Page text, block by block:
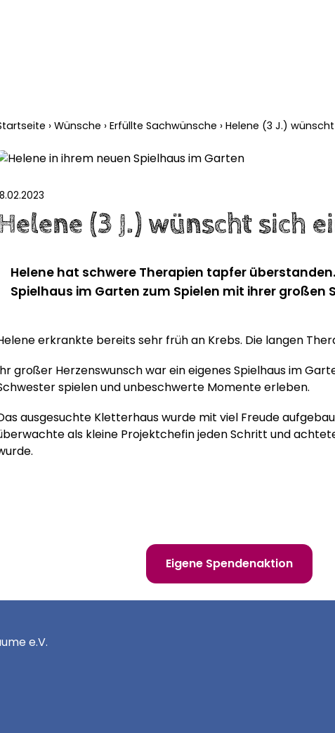
› Wünsche › Erfüllte Sachwünsche › Helene (3 J.)
(3 J.) wünscht sich
Helene hat schwere Therapien tapfer
Spielhaus im Garten zum Spielen mit ihrer großen
erkrankte bereits sehr früh an Krebs. Die langen
großer Herzenswunsch war ein eigenes Spielhaus im
spielen und unbeschwerte Momente erleben.
ausgesuchte Kletterhaus wurde mit viel Freude
als kleine Projektchefin jeden Schritt und
Eigene Spendenaktion